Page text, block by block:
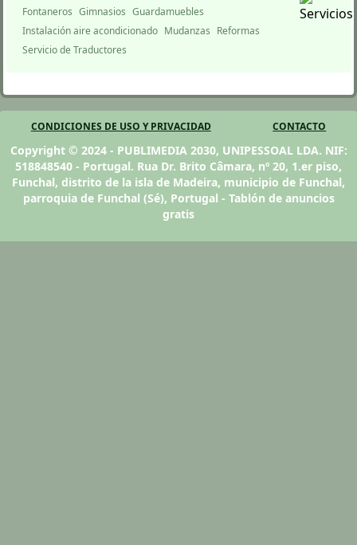
Fontaneros Gimnasios Guardamuebles
Instalación aire acondicionado Mudanzas Reformas
Servicio de Traductores
CONDICIONES DE USO Y PRIVACIDAD CONTACTO
Copyright © 2024 - PUBLIMEDIA 2030, UNIPESSOAL LDA. NIF:
518848540 - Portugal. Rua Dr. Brito Câmara, nº 20, 1.er piso,
Funchal, distrito de la isla de Madeira, municipio de Funchal,
parroquia de Funchal (Sé), Portugal - Tablón de anuncios
gratis